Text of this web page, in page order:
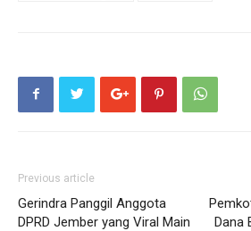
Previous article
Gerindra Panggil Anggota
DPRD Jember yang Viral Main
Dana